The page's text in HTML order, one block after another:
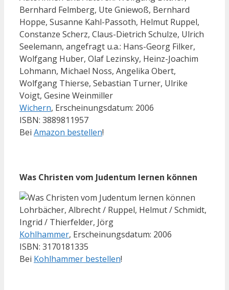
Bernhard Felmberg, Ute Gniewoß, Bernhard
Hoppe, Susanne Kahl-Passoth, Helmut Ruppel,
Constanze Scherz, Claus-Dietrich Schulze, Ulrich
Seelemann, angefragt u.a.: Hans-Georg Filker,
Wolfgang Huber, Olaf Lezinsky, Heinz-Joachim
Lohmann, Michael Noss, Angelika Obert,
Wolfgang Thierse, Sebastian Turner, Ulrike
Voigt, Gesine Weinmiller
Wichern, Erscheinungsdatum: 2006
ISBN: 3889811957
Bei Amazon bestellen!
Was Christen vom Judentum lernen können
Lohrbächer, Albrecht / Ruppel, Helmut / Schmidt,
Ingrid / Thierfelder, Jörg
Kohlhammer, Erscheinungsdatum: 2006
ISBN: 3170181335
Bei Kohlhammer bestellen!